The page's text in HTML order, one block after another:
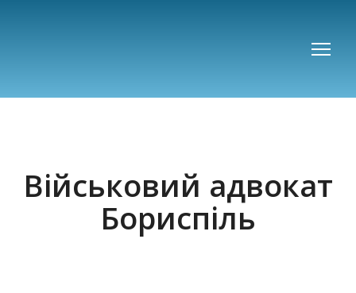
Військовий адвокат
Бориспіль